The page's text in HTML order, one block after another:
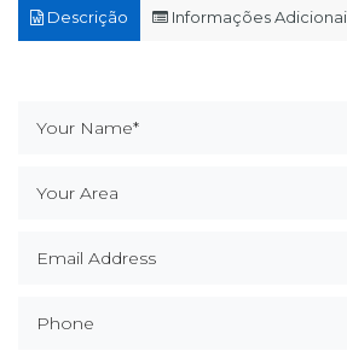
Descrição Informações